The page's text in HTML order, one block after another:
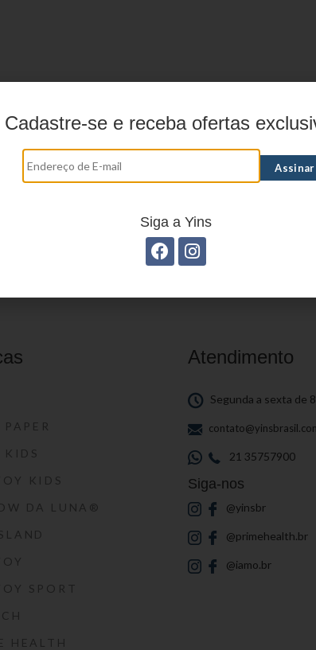
PAPER
KIDS
KIDS
DA LUNA®
SPORT
HEALTH
Atendimento
Segunda a sexta de
21 35757900
Siga-nos
@yinsbr
@primehealth.br
@iamo.br
Cadastre-se e receba ofertas
Siga a Yins